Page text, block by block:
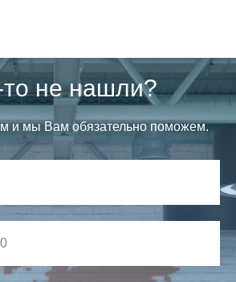
не нашли?
и мы Вам обязательно поможем.